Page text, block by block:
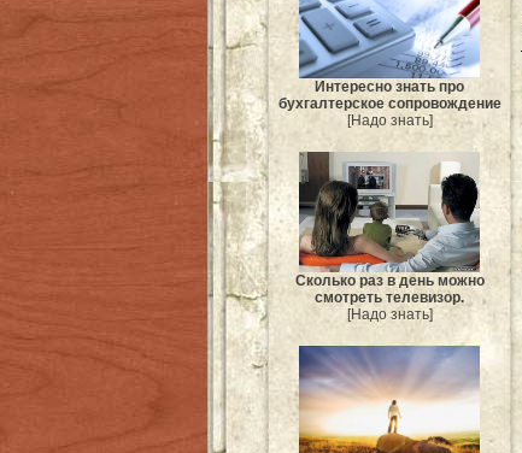
Интересно знать про
бухгалтерское сопровождение
[Надо знать]
Сколько раз в день можно
смотреть телевизор.
[Надо знать]